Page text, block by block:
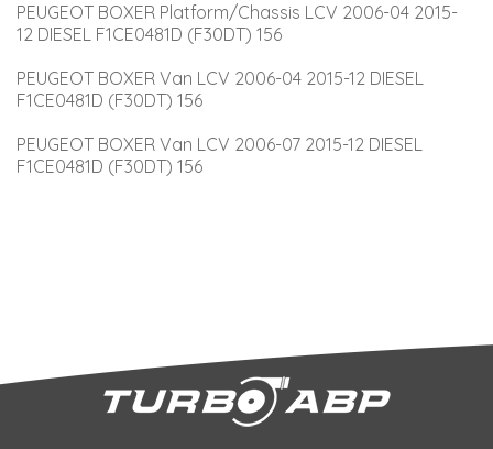
PEUGEOT BOXER Platform/Chassis LCV 2006-04 2015-
12 DIESEL F1CE0481D (F30DT) 156
PEUGEOT BOXER Van LCV 2006-04 2015-12 DIESEL
F1CE0481D (F30DT) 156
PEUGEOT BOXER Van LCV 2006-07 2015-12 DIESEL
F1CE0481D (F30DT) 156